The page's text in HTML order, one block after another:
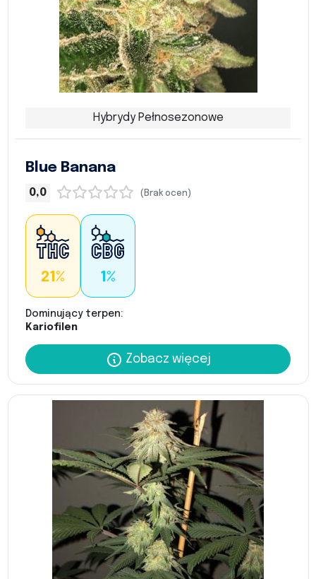
Hybrydy Pełnosezonowe
Blue Banana
0,0 (Brak ocen)
21% 1%
Dominujący terpen:
Kariofilen
Zobacz więcej